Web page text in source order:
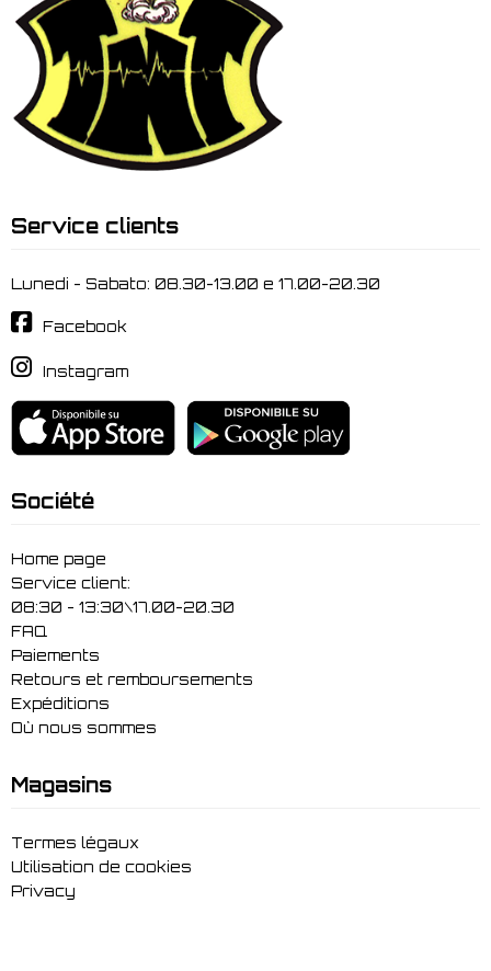
Service clients
Lunedi - Sabato: 08.30-13.00 e 17.00-20.30
Facebook
Instagram
Société
Home page
Service client:
08:30 - 13:30\17.00-20.30
FAQ
Paiements
Retours et remboursements
Expéditions
Où nous sommes
Magasins
Termes légaux
Utilisation de cookies
Privacy